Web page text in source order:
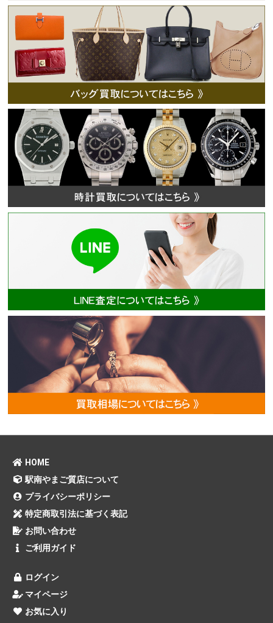
HOME
駅南やまご質店について
プライバシーポリシー
特定商取引法に基づく表記
お問い合わせ
ご利用ガイド
ログイン
マイページ
お気に入り